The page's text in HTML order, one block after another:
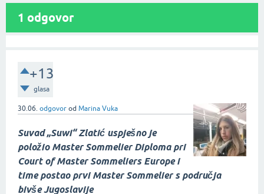
1 odgovor
+13
glasa
30.06. odgovor od Marina Vuka
Suvad „Suwi“ Zlatić uspješno je
položio Master Sommelier Diploma pri
Court of Master Sommeliers Europe i
time postao prvi Master Sommelier s područja
bivše Jugoslavije